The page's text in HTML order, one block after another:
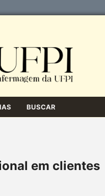
BUSCAR
em clientes